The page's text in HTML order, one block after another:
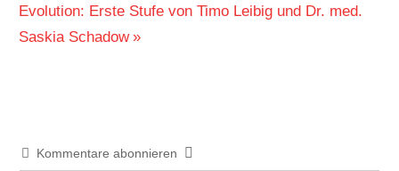
Nächster
Beitrag:
Evolution: Erste Stufe von Timo Leibig und Dr. med.
Saskia Schadow
Kommentare abonnieren